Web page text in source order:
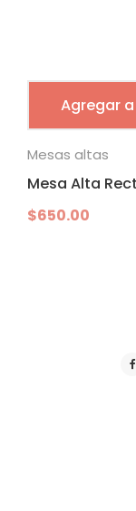
Agregar
Mesas altas
Mesa Alta
$650.00